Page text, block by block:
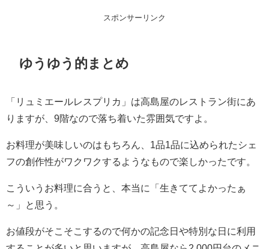
スポンサーリンク
ゆうゆう的まとめ
「リュミエールレスプリカ」は高島屋のレストラン街にあ
りますが、9階なので落ち着いた雰囲気ですよ。
お料理が美味しいのはもちろん、1品1品に込められたシェ
フの創作性がワクワクするようなもので楽しかったです。
こういうお料理に合うと、本当に「生きててよかったぁ
～」と思う。
お値段がそこそこするので何かの記念日や特別な日に利用